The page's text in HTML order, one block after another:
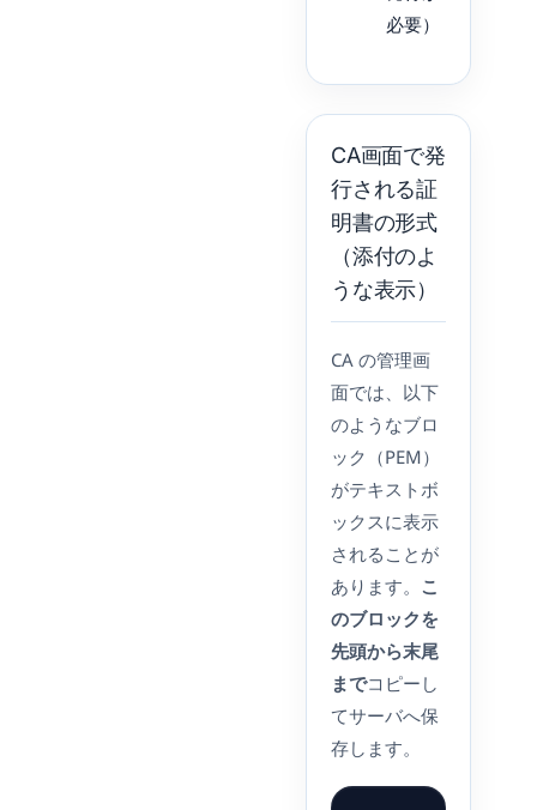
必要）
CA画面で発
行される証
明書の形式
（添付のよ
うな表示）
CA の管理画
面では、以下
のようなブロ
ック（PEM）
がテキストボ
ックスに表示
されることが
あります。 こ
のブロックを
先頭から末尾
までコピーし
てサーバへ保
存します。